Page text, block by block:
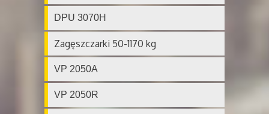
DPU 3070H
Zagęszczarki 50-1170 kg
VP 2050A
VP 2050R